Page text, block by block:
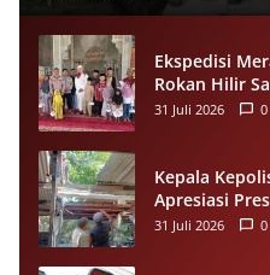
Ekspedisi
Rokan Hilir
untuk Anak
31 Juli 2026 0
Kepala
Apresiasi
Renovasi
31 Juli 2026 0